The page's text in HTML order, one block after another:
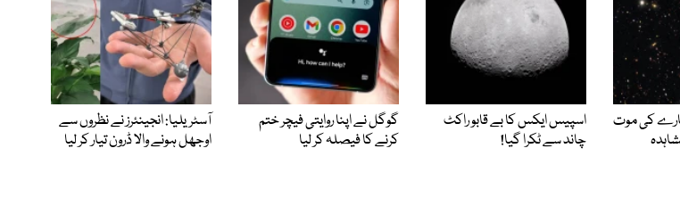
کی موت
اسپیس ایکس کا بے قابو راکٹ
چاند سے ٹکرا گیا!
گوگل نے اپنا روایتی فیچر ختم
کرنے کا فیصلہ کر لیا
آسٹریلیا: انجینئرز نے نظروں سے
اوجھل ہونے والا ڈرون تیار کر لیا